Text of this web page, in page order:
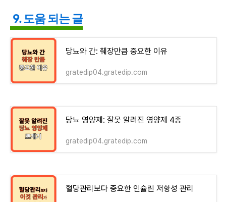
9. 도움 되는 글
당뇨와 간: 췌장만큼 중요한 이유
gratedip04.gratedip.com
당뇨 영양제: 잘못 알려진 영양제 4종
gratedip04.gratedip.com
혈당관리보다 중요한 인슐린 저항성 관리